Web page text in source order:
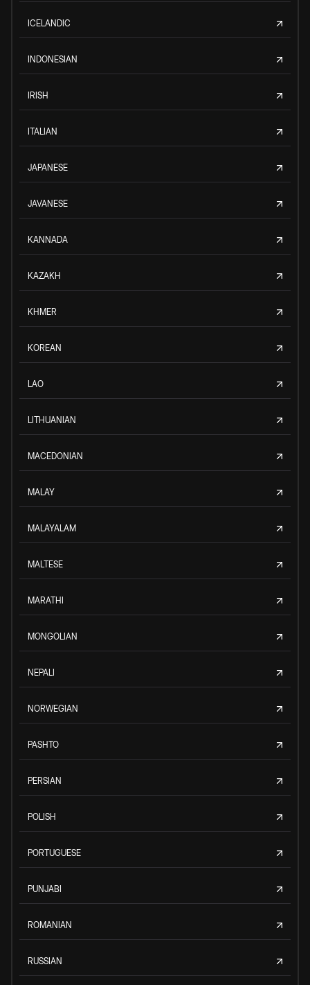
ICELANDIC
INDONESIAN
IRISH
ITALIAN
JAPANESE
JAVANESE
KANNADA
KAZAKH
KHMER
KOREAN
LAO
LITHUANIAN
MACEDONIAN
MALAY
MALAYALAM
MALTESE
MARATHI
MONGOLIAN
NEPALI
NORWEGIAN
PASHTO
PERSIAN
POLISH
PORTUGUESE
PUNJABI
ROMANIAN
RUSSIAN